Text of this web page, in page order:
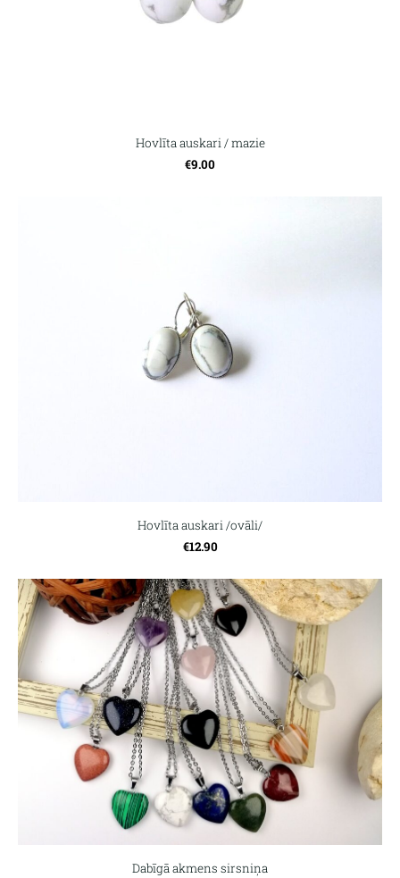
Hovlīta auskari / mazie
€9.00
Hovlīta auskari /ovāli/
€12.90
Dabīgā akmens sirsniņa